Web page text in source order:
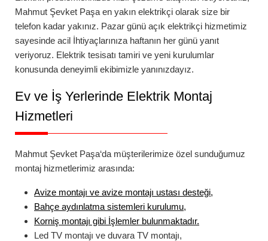
Mahmut Şevket Paşa en yakın elektrikçi olarak size bir
telefon kadar yakınız. Pazar günü açık elektrikçi hizmetimiz
sayesinde acil İhtiyaçlarınıza haftanın her günü yanıt
veriyoruz. Elektrik tesisatı tamiri ve yeni kurulumlar
konusunda deneyimli ekibimizle yanınızdayız.
Ev ve İş Yerlerinde Elektrik Montaj
Hizmetleri
Mahmut Şevket Paşa‘da müşterilerimize özel sunduğumuz
montaj hizmetlerimiz arasında:
Avize montajı ve avize montajı ustası desteği,
Bahçe aydınlatma sistemleri kurulumu,
Korniş montajı gibi İşlemler bulunmaktadır.
Led TV montajı ve duvara TV montajı,